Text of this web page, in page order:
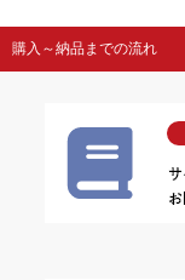
購入～納品までの流れ